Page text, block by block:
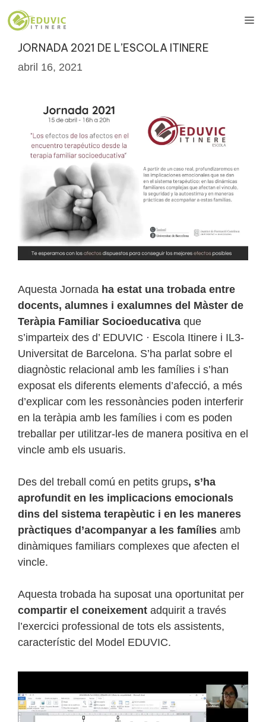
JORNADA 2021 DE L’ESCOLA ITINERE
abril 16, 2021
Aquesta Jornada ha estat una trobada entre
docents, alumnes i exalumnes del Màster de
Teràpia Familiar Socioeducativa que
s’imparteix des d’ EDUVIC · Escola Itinere i IL3-
Universitat de Barcelona. S’ha parlat sobre el
diagnòstic relacional amb les famílies i s’han
exposat els diferents elements d’afecció, a més
d’explicar com les ressonàncies poden interferir
en la teràpia amb les famílies i com es poden
treballar per utilitzar-les de manera positiva en el
vincle amb els usuaris.
Des del treball comú en petits grups, s’ha
aprofundit en les implicacions emocionals
dins del sistema terapèutic i en les maneres
pràctiques d’acompanyar a les famílies amb
dinàmiques familiars complexes que afecten el
vincle.
Aquesta trobada ha suposat una oportunitat per
compartir el coneixement adquirit a través
l’exercici professional de tots els assistents,
característic del Model EDUVIC.